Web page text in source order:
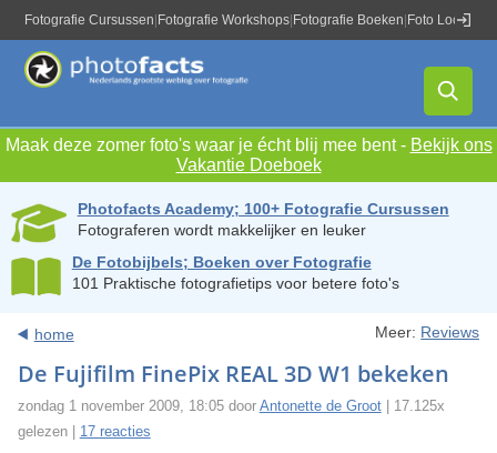
Fotografie Cursussen Fotografie Workshops Fotografie Boeken Foto Locaties
Maak deze zomer foto's waar je écht blij mee bent - Bekijk ons
Vakantie Doeboek
Photofacts Academy; 100+ Fotografie Cursussen
Fotograferen wordt makkelijker en leuker
De Fotobijbels; Boeken over Fotografie
101 Praktische fotografietips voor betere foto's
home Meer: Reviews
De Fujifilm FinePix REAL 3D W1 bekeken
zondag 1 november 2009, 18:05 door Antonette de Groot| 17.125x
gelezen | 17 reacties